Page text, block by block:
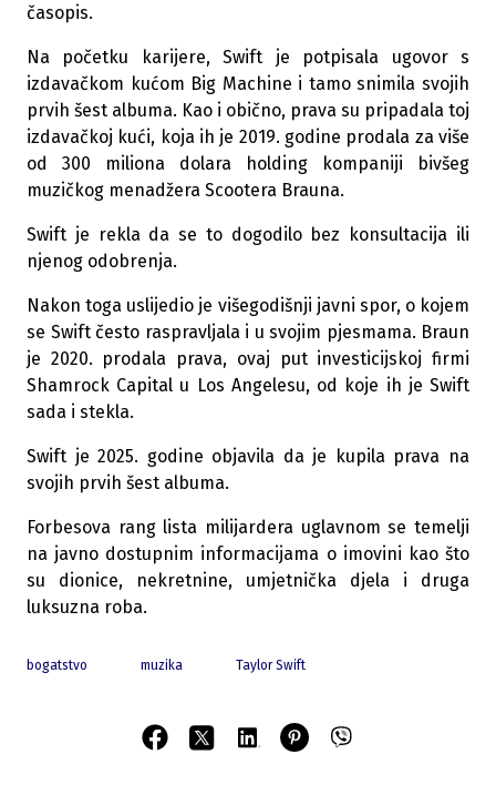
časopis.
Na početku karijere, Swift je potpisala ugovor s
izdavačkom kućom Big Machine i tamo snimila svojih
prvih šest albuma. Kao i obično, prava su pripadala toj
izdavačkoj kući, koja ih je 2019. godine prodala za više
od 300 miliona dolara holding kompaniji bivšeg
muzičkog menadžera Scootera Brauna.
Swift je rekla da se to dogodilo bez konsultacija ili
njenog odobrenja.
Nakon toga uslijedio je višegodišnji javni spor, o kojem
se Swift često raspravljala i u svojim pjesmama. Braun
je 2020. prodala prava, ovaj put investicijskoj firmi
Shamrock Capital u Los Angelesu, od koje ih je Swift
sada i stekla.
Swift je 2025. godine objavila da je kupila prava na
svojih prvih šest albuma.
Forbesova rang lista milijardera uglavnom se temelji
na javno dostupnim informacijama o imovini kao što
su dionice, nekretnine, umjetnička djela i druga
luksuzna roba.
bogatstvo muzika Taylor Swift